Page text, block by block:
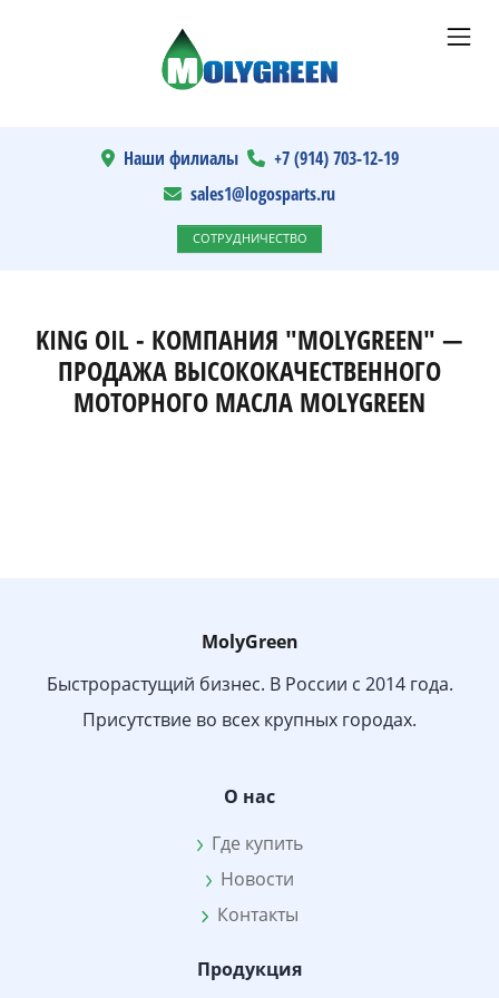
Наши филиалы
+7 (914) 703-12-19
sales1@logosparts.ru
СОТРУДНИЧЕСТВО
KING OIL - КОМПАНИЯ "MOLYGREEN" —
ПРОДАЖА ВЫСОКОКАЧЕСТВЕННОГО
МОТОРНОГО МАСЛА MOLYGREEN
MolyGreen
Быстрорастущий бизнес. В России с 2014 года.
Присутствие во всех крупных городах.
О нас
Где купить
Новости
Контакты
Продукция